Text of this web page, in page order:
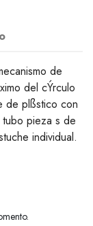
de
del cÝrculo
de plßstico con
pieza s de
individual.